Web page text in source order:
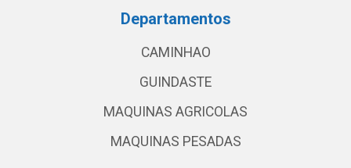
Departamentos
CAMINHAO
GUINDASTE
MAQUINAS AGRICOLAS
MAQUINAS PESADAS